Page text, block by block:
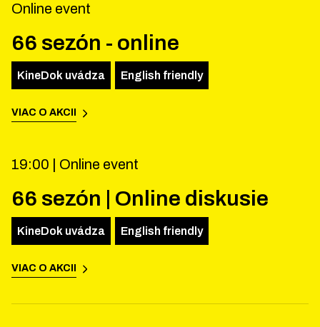
Online event
66 sezón - online
KineDok uvádza English friendly
VIAC O AKCII
19:00 | Online event
66 sezón | Online diskusie
KineDok uvádza English friendly
VIAC O AKCII